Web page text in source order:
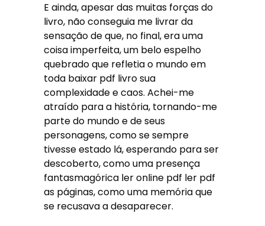
E ainda, apesar das muitas forças do
livro, não conseguia me livrar da
sensação de que, no final, era uma
coisa imperfeita, um belo espelho
quebrado que refletia o mundo em
toda baixar pdf livro sua
complexidade e caos. Achei-me
atraído para a história, tornando-me
parte do mundo e de seus
personagens, como se sempre
tivesse estado lá, esperando para ser
descoberto, como uma presença
fantasmagórica ler online pdf ler pdf
as páginas, como uma memória que
se recusava a desaparecer.